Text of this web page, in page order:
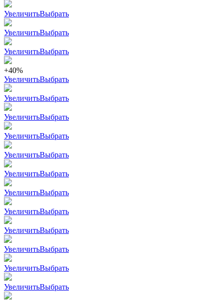
УвеличитьВыбрать
УвеличитьВыбрать
УвеличитьВыбрать
+40%
УвеличитьВыбрать
УвеличитьВыбрать
УвеличитьВыбрать
УвеличитьВыбрать
УвеличитьВыбрать
УвеличитьВыбрать
УвеличитьВыбрать
УвеличитьВыбрать
УвеличитьВыбрать
УвеличитьВыбрать
УвеличитьВыбрать
УвеличитьВыбрать